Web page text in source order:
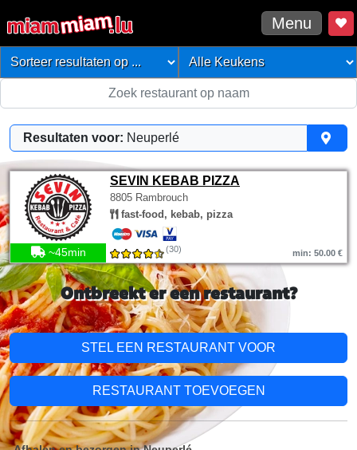
Menu
Resultaten voor: Neuperlé
SEVIN KEBAB PIZZA
8805 Rambrouch
fast-food, kebab, pizza
~45min (30) min: 50.00 €
Ontbreekt er een restaurant?
STEL EEN RESTAURANT VOOR
RESTAURANT TOEVOEGEN